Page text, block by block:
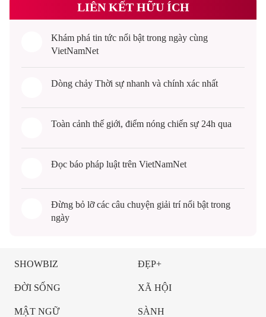
LIÊN KẾT HỮU ÍCH
Khám phá tin tức nổi bật trong ngày cùng
VietNamNet
Dòng chảy Thời sự nhanh và chính xác nhất
Toàn cảnh thế giới, điểm nóng chiến sự 24h qua
Đọc báo pháp luật trên VietNamNet
Đừng bỏ lỡ các câu chuyện giải trínổi bật trong
ngày
SHOWBIZ ĐẸP+
ĐỜI SỐNG XÃ HỘI
MẬT NGỮ SÀNH